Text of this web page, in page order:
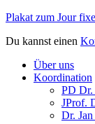
Plakat zum Jour fixe
Du kannst einen
Über uns
Koordination
PD Dr.
JProf.
Dr.